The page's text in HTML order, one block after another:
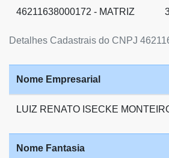
Detalhes Cadastrais do CNPJ
46211638000172 - MATRIZ
Nome Empresarial
LUIZ RENATO ISECKE
Nome Fantasia